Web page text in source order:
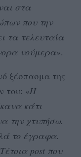
στα
που την
τα τελευταία
νούμερα».
ξέσπασμα της
του: «Η
κάτι
την χτυπήσω.
το έγραφα.
post που